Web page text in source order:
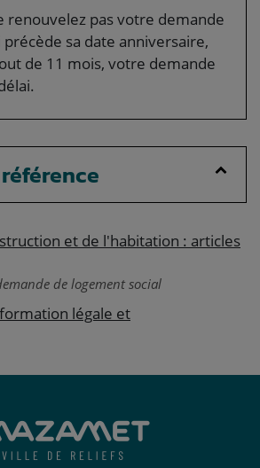
renouvelez pas votre demande
sa date anniversaire,
de 11 mois, votre demande
et de l'habitation : articles
de logement social
légale et